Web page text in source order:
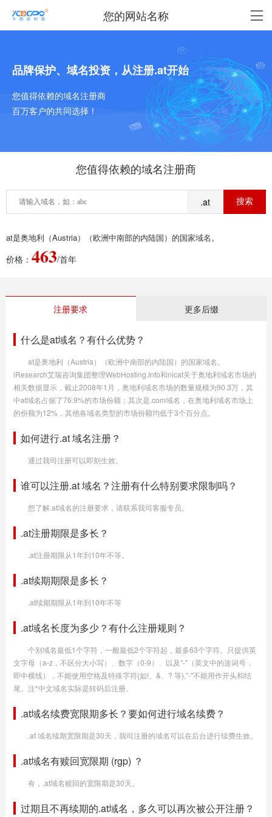
您的网站名称
品牌保护、域名投资，从注册.at开始
您值得依赖的域名注册商
百万客户的共同选择！
您值得依赖的域名注册商
.at
at是奥地利（Austria）（欧洲中南部的内陆国）的国家域名。
价格： 463/首年
注册要求 更多后缀
什么是at域名？有什么优势？
at是奥地利（Austria）（欧洲中南部的内陆国）的国家域名。
iResearch艾瑞咨询集团整理WebHosting.Info和nicat关于奥地利域名市场的
相关数据显示，截止2008年1月，奥地利域名市场的数量规模为90.3万，其
中at域名占据了76.9%的市场份额；其次是.com域名，在奥地利域名市场上
的份额为12%，其他各域名类型的市场份额均低于3个百分点。
如何进行.at 域名注册？
通过我司注册可以即刻生效。
谁可以注册.at 域名？注册有什么特别要求限制吗？
想了解.at域名的注册要求，请联系我司客服专员。
.at注册期限是多长？
.at注册期限从1年到10年不等。
.at续期期限是多长？
.at续期期限从1年到10年不等
.at域名长度为多少？有什么注册规则？
个别域名最低1个字符，一般最低2个字符起，最多63个字符。只提供英
文字母（a-z，不区分大小写）、数字（0-9）、以及"-"（英文中的连词号，
即中横线），不能使用空格及特殊字符(如!、&、? 等),"-"不能用作开头和结
尾。注*中文域名实际是转码后注册。
.at域名续费宽限期多长？要如何进行域名续费？
.at 域名续期宽限期是30天，我司注册的域名可以在后台进行续费生效。
.at域名有赎回宽限期 (rgp) ？
有，.at域名赎回的宽限期是30天。
过期且不再续期的.at域名，多久可以再次被公开注册？